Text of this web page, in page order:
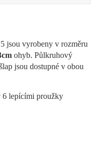
jsou vyrobeny v rozměru
ohyb. Půlkruhový
jsou dostupné v obou
6 lepícími proužky